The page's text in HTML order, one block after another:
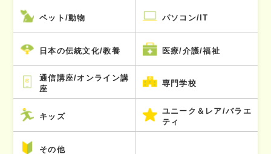
ペット/動物 パソコン/IT
日本の伝統文化/教養 医療/介護/福祉
通信講座/オンライン講
座
専門学校
キッズ
ユニーク＆レア/バラエ
ティ
その他